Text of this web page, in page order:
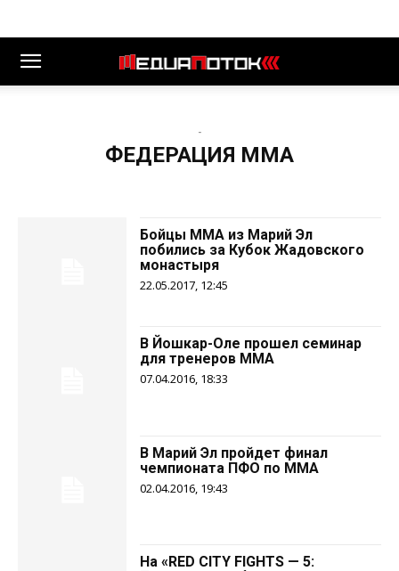
-
ФЕДЕРАЦИЯ ММА
Бойцы MMA из Марий Эл
побились за Кубок Жадовского
монастыря
22.05.2017, 12:45
В Йошкар-Оле прошел семинар
для тренеров ММА
07.04.2016, 18:33
В Марий Эл пройдет финал
чемпионата ПФО по ММА
02.04.2016, 19:43
На «RED CITY FIGHTS — 5: